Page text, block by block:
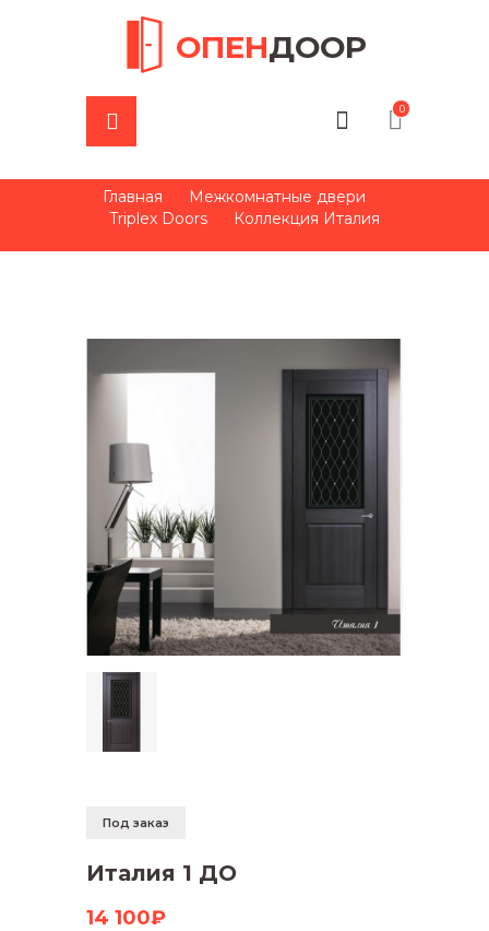
ОПЕНДООР
0
Главная
Межкомнатные двери
Triplex Doors
Коллекция Италия
Под заказ
Италия 1 ДО
14 100₽